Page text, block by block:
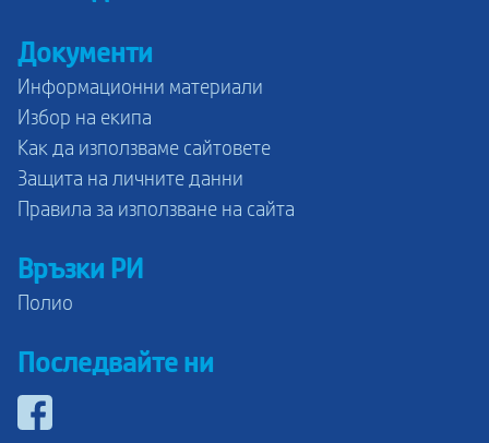
Документи
Информационни материали
Избор на екипа
Как да използваме сайтовете
Защита на личните данни
Правила за използване на сайта
Връзки РИ
Полио
Последвайте ни